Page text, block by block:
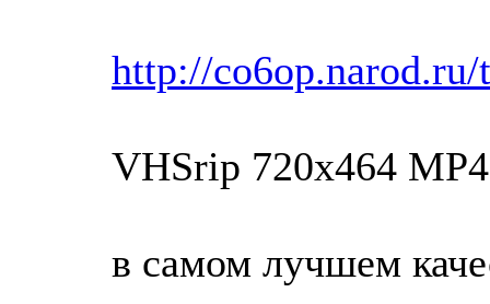
http://
VHSrip 720x464 MP4
в самом лучшем